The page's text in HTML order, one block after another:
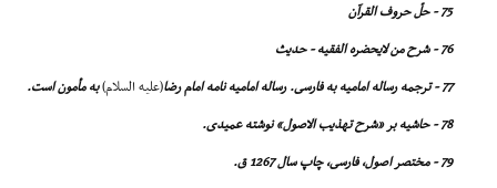
75 - حلّ حروف القرآن
76 - شرح من لایحضره الفقیه - حدیث
77 - ترجمه رساله امامیه به فارسى. رساله امامیه نامه امام رضا
(علیه السلام)به مأمون است.
78 - حاشیه بر «شرح تهذیب الاصول» نوشته عمیدى.
79 - مختصر اصول، فارسى، چاپ سال 1267 ق.